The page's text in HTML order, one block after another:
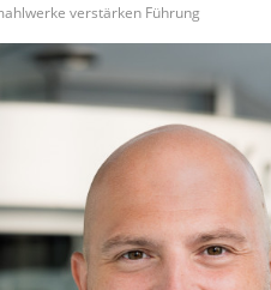
verstärken Führung